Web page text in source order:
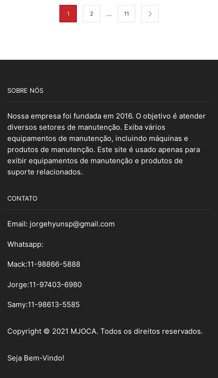
1 2 … 11
SOBRE NÓS
Nossa empresa foi fundada em 2016. O objetivo é atender
diversos setores de manutenção. Exiba vários
equipamentos de manutenção, incluindo máquinas e
produtos de manutenção. Este site é usado apenas para
exibir equipamentos de manutenção e produtos de
suporte relacionados.
CONTATO
Email: jorgehyunsp@gmail.com
Whatsapp:
Mack:11-98866-5888
Jorge:11-97403-6980
Samy:11-98613-5585
Copyright © 2021 MJOCA. Todos os direitos reservados.
Seja Bem-Vindo!